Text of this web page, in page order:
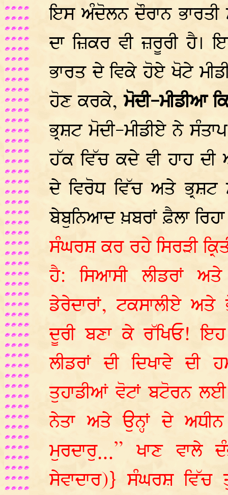
ਇਸ ਅੰਦੋਲਨ ਦੌਰਾਨ ਭਾਰਤੀ
ਦਾ ਜ਼ਿਕਰ ਵੀ ਜ਼ਰੂਰੀ ਹੈ।
ਭਾਰਤ ਦੇ ਵਿਕੇ ਹੋਏ ਖੋਟੇ
ਹੋਣ ਕਰਕੇ,ਮੋਦੀ-ਮੀਡੀਆ
ਭ੍ਰਸ਼ਟ ਮੋਦੀ-ਮੀਡੀਏ ਨੇ
ਹੱਕ ਵਿੱਚ ਕਦੇ ਵੀ ਹਾਹ ਦੀ
ਦੇ ਵਿਰੋਧ ਵਿੱਚ ਅਤੇ
ਬੇਬੁਨਿਆਦ ਖ਼ਬਰਾਂ ਫ਼ੈਲਾ
ਸੰਘਰਸ਼ ਕਰ ਰਹੇ ਸਿਰੜੀ
ਹੈ: ਸਿਆਸੀ ਲੀਡਰਾਂ ਅਤੇ
ਡੇਰੇਦਾਰਾਂ, ਟਕਸਾਲੀਏ ਅਤੇ
ਦੂਰੀ ਬਣਾ ਕੇ ਰੱਖਿਓ!
ਲੀਡਰਾਂ ਦੀ ਦਿਖਾਵੇ
ਤੁਹਾਡੀਆਂ ਵੋਟਾਂ ਬਟੋਰਨ
ਨੇਤਾ ਅਤੇ ਉਨ੍ਹਾਂ ਦੇ
ਮੁਰਦਾਰੁ…” ਖਾਣ ਵਾਲੇ
ਸੇਵਾਦਾਰ)} ਸੰਘਰਸ਼ ਵਿੱਚ